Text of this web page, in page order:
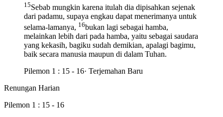
15Sebab mungkin karena itulah dia dipisahkan sejenak
dari padamu, supaya engkau dapat menerimanya untuk
selama-lamanya, 16bukan lagi sebagai hamba,
melainkan lebih dari pada hamba, yaitu sebagai saudara
yang kekasih, bagiku sudah demikian, apalagi bagimu,
baik secara manusia maupun di dalam Tuhan.
Pilemon 1 : 15 - 16· Terjemahan Baru
Renungan Harian
Pilemon 1 : 15 - 16